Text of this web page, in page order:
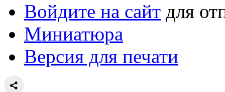
Войдите на сайт для
Миниатюра
Версия для печати